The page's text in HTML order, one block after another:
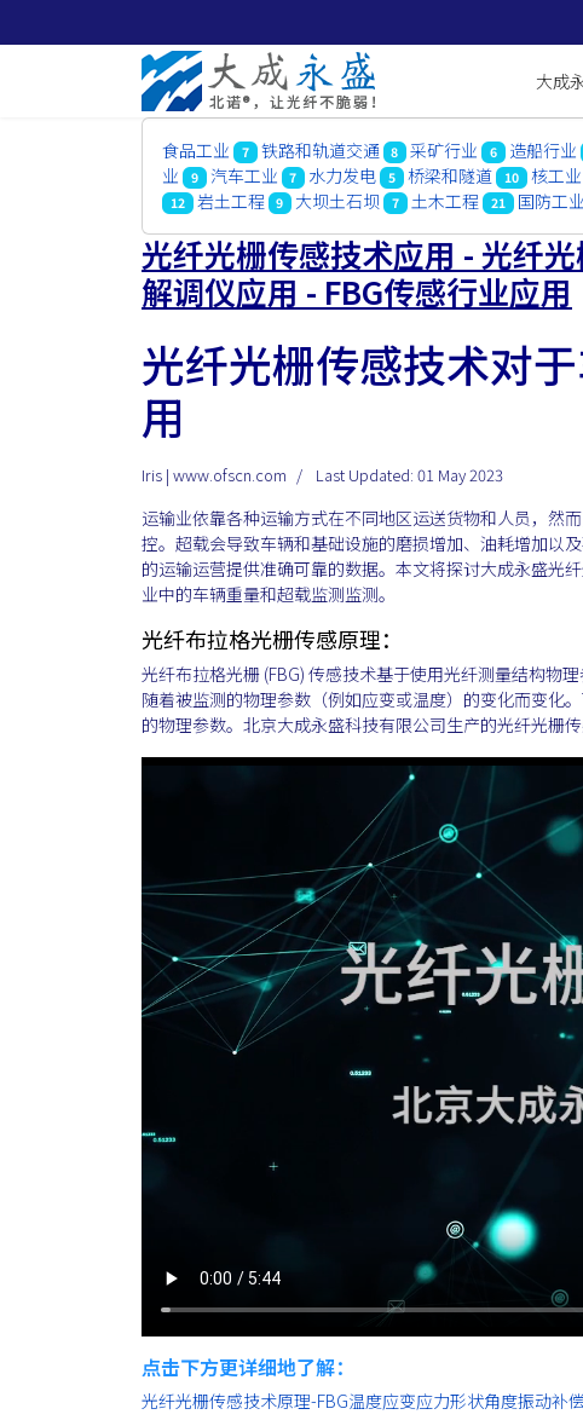
大成
食品工业 7 铁路和轨道交通 8 采矿行业 6 造船行业
业
9 汽车工业 7 水力发电 5 桥梁和隧道 10 核工业
12 岩土工程 9 大坝土石坝 7 土木工程 21 国防工业
光纤光栅传感技术应用 - 光纤
解调仪应用 - FBG传感行业应用
光纤光栅传感技术对
用
Iris | www.ofscn.com Last Updated: 01 May 2023
运输业依靠各种运输方式在不同地区运送货物和人员，然
控。超载会导致车辆和基础设施的磨损增加、油耗增加以
的运输运营提供准确可靠的数据。本文将探讨大成永盛光
业中的车辆重量和超载监测监测。
光纤布拉格光栅传感原理：
光纤布拉格光栅 (FBG) 传感技术基于使用光纤测量结构物
随着被监测的物理参数（例如应变或温度）的变化而变化
的物理参数。北京大成永盛科技有限公司生产的光纤光栅
点击下方更详细地了解：
光纤光栅传感技术原理-FBG温度应变应力形状角度振动补